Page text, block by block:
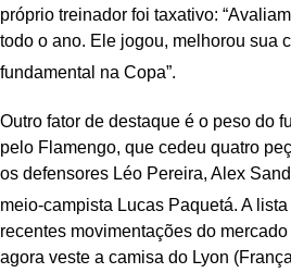
próprio treinador foi taxativo:
todo o ano. Ele jogou, melhorou sua
fundamental na Copa”.
Outro fator de destaque é o peso do
pelo Flamengo, que cedeu quatro
os defensores Léo Pereira, Alex
meio-campista Lucas Paquetá. A
recentes movimentações do
agora veste a camisa do Lyon